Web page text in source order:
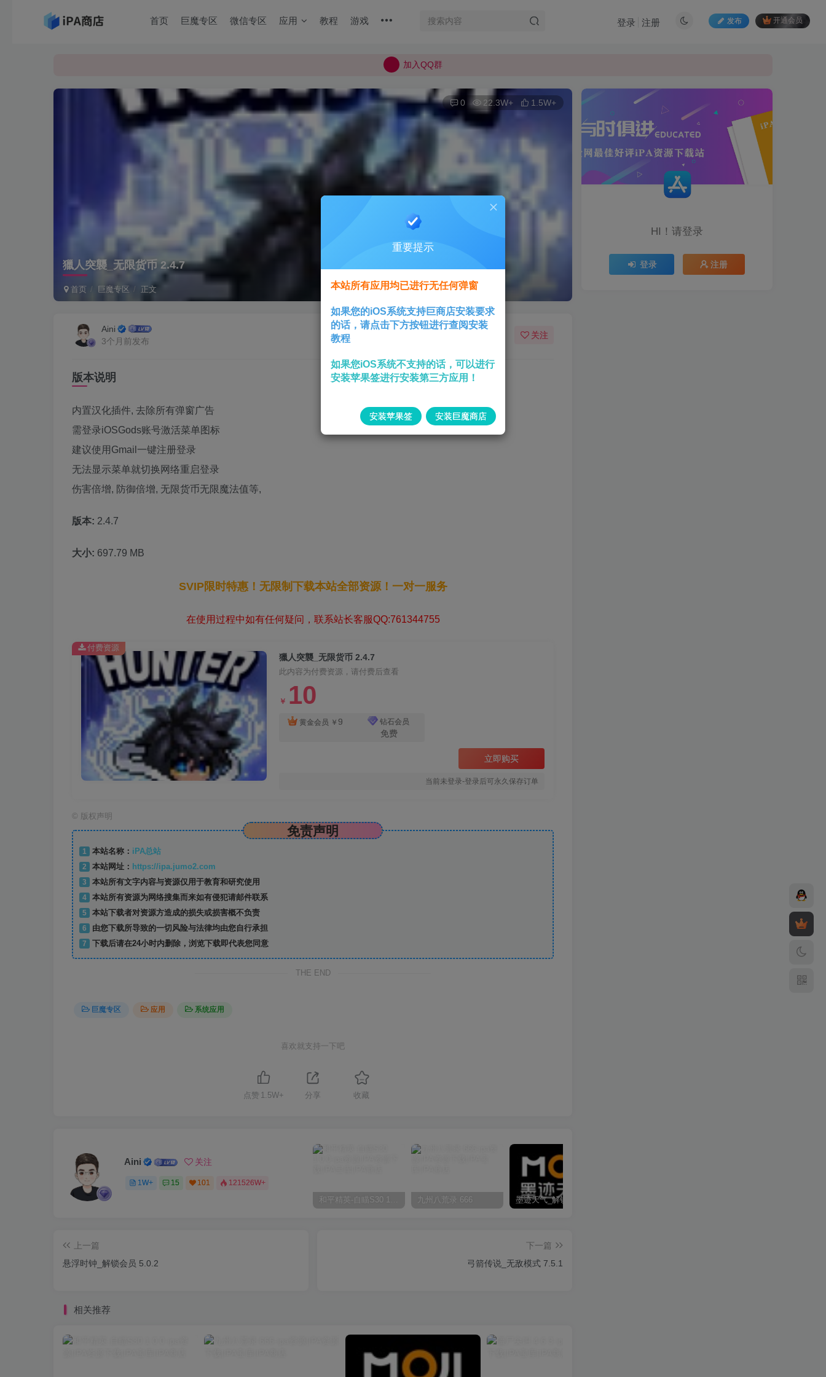
首页 巨魔专区 微信专区 应用 教程 游戏 发布 开通会员
登录 注册
所有上传的应用 均已通过 严格的安全检测
加入QQ群
獵人突襲_无限货币 2.4.7
首页 巨魔专区 正文
0 22.3W+ 1.5W+
Aini
3个月前发布
关注
版本说明
内置汉化插件, 去除所有弹窗广告
需登录iOSGods账号激活菜单图标
建议使用Gmail一键注册登录
无法显示菜单就切换网络重启登录
伤害倍增, 防御倍增, 无限货币无限魔法值等,
版本: 2.4.7
大小: 697.79 MB
SVIP限时特惠！无限制下载本站全部资源！一对一服务
在使用过程中如有任何疑问，联系站长客服QQ:761344755
獵人突襲_无限货币 2.4.7
此内容为付费资源，请付费后查看
￥ 10
黄金会员 ￥9 钻石会员
免费
立即购买
当前未登录-登录后可永久保存订单
付费资源
© 版权声明
免责声明
1 本站名称： iPA总站
2
本站网址： https://ipa.jumo2.com
3
本站所有文字内容与资源仅用于教育和研究使用
4
本站所有资源为网络搜集而来如有侵犯请邮件联系
5
本站下载者对资源方造成的损失或损害概不负责
6
由您下载所导致的一切风险与法律均由您自行承担
7
下载后请在24小时内删除，浏览下载即代表您同意
THE END
巨魔专区 应用 系统应用
喜欢就支持一下吧
点赞 1.5W+ 分享 收藏
Aini 关注
1W+ 15 101
121526W+
和平精英-自瞄S30 1.0.0
九州八荒录 666
上一篇
悬浮时钟_解锁会员 5.0.2
下一篇
弓箭传说_无敌模式 7.5.1
相关推荐
HI！请登录
登录 注册
重要提示
本站所有应用均已进行无任何弹窗
如果您的iOS系统支持巨商店安装要求
的话，请点击下方按钮进行查阅安装
教程
如果您iOS系统不支持的话，可以进行
安装苹果签进行安装第三方应用！
安装苹果签 安装巨魔商店